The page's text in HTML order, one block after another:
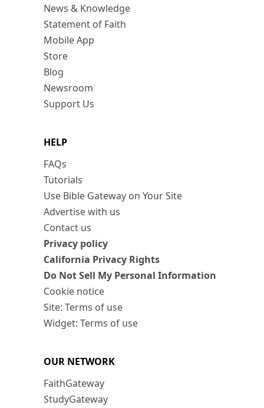
News & Knowledge
Statement of Faith
Mobile App
Store
Blog
Newsroom
Support Us
HELP
FAQs
Tutorials
Use Bible Gateway on Your Site
Advertise with us
Contact us
Privacy policy
California Privacy Rights
Do Not Sell My Personal Information
Cookie notice
Site: Terms of use
Widget: Terms of use
OUR NETWORK
FaithGateway
StudyGateway